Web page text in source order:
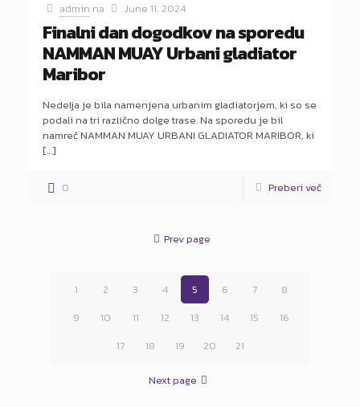
admin na June 11, 2024
Finalni dan dogodkov na sporedu
NAMMAN MUAY Urbani gladiator
Maribor
Nedelja je bila namenjena urbanim gladiatorjem, ki so se
podali na tri različno dolge trase. Na sporedu je bil
namreč NAMMAN MUAY URBANI GLADIATOR MARIBOR, ki
[…]
0 Preberi več
Prev page
1 2 3 4 5 6 7
8
9
10 11 12 13 14 15
16
17
18 19 20 21
Next page